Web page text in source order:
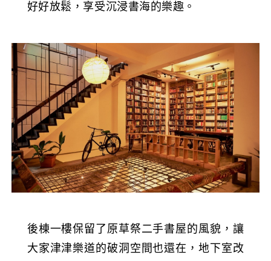
好好放鬆，享受沉浸書海的樂趣。
後棟一樓保留了原草祭二手書屋的風貌，讓
大家津津樂道的破洞空間也還在，地下室改